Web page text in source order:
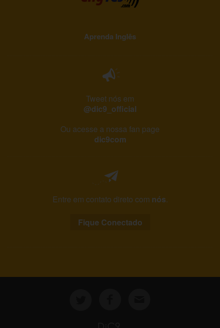
Aprenda Inglês
Tweet nós em
@dic9_official
Ou acesse a nossa fan page
dic9com
Entre em contato direto com nós.
Fique Conectado